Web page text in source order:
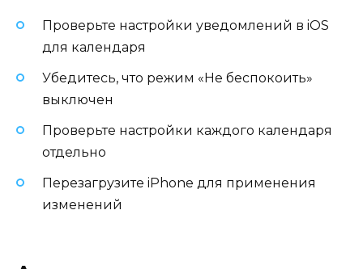
Проверьте настройки уведомлений в iOS
для календаря
Убедитесь, что режим «Не беспокоить»
выключен
Проверьте настройки каждого календаря
отдельно
Перезагрузите iPhone для применения
изменений